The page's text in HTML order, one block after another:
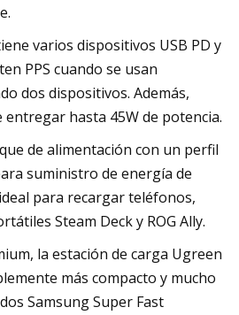
varios dispositivos USB PD y
PPS cuando se usan
dos dispositivos. Además,
hasta 45W de potencia.
de alimentación con un perfil
suministro de energía de
para recargar teléfonos,
Steam Deck y ROG Ally.
la estación de carga Ugreen
más compacto y mucho
Samsung Super Fast